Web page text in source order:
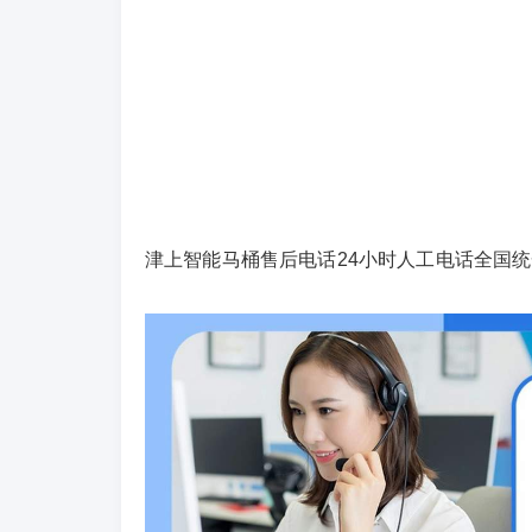
津上智能马桶售后电话24小时人工电话全国